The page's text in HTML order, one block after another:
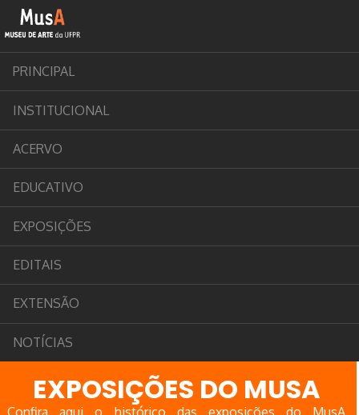
PRINCIPAL
INSTITUCIONAL
ACERVO
EDUCATIVO
EXPOSIÇÕES
EDITAIS
EXTENSÃO
NOTÍCIAS
EXPOSIÇÕES DO MUSA
Confira aqui o histórico das exposições do MusA